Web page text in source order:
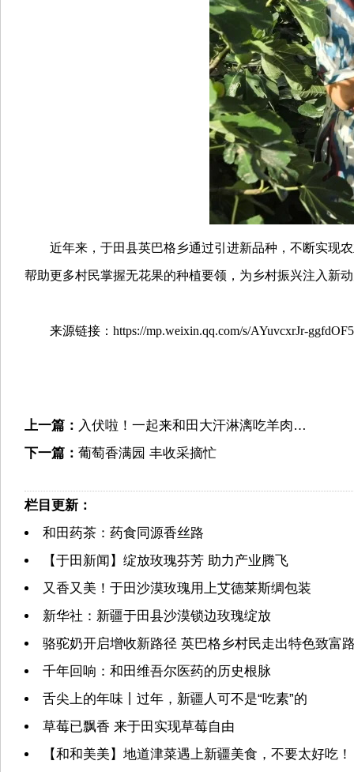
近年来，于田县英巴格乡通过引进新品种，不断实现农
帮助更多村民掌握无花果的种植要领，为乡村振兴注入新
来源链接：https://mp.weixin.qq.com/s/AYuvcxrJr-
上一篇： 入伏啦！一起来和田大汗淋漓吃羊肉…
下一篇： 葡萄香满园 丰收采摘忙
栏目更新：
和田药茶：药食同源香丝路
【于田新闻】绽放玫瑰芬芳 助力产业腾飞
又香又美！于田沙漠玫瑰用上艾德莱斯绸包装
新华社：新疆于田县沙漠锁边玫瑰绽放
骆驼奶开启增收新路径 英巴格乡村民走出特色致富
千年回响：和田维吾尔医药的历史根脉
舌尖上的年味丨过年，新疆人可不是“吃素”的
草莓已飘香 来于田实现草莓自由
【和和美美】地道津菜遇上新疆美食，不要太好吃！